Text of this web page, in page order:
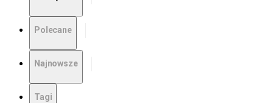
Polecane
Najnowsze
Tagi